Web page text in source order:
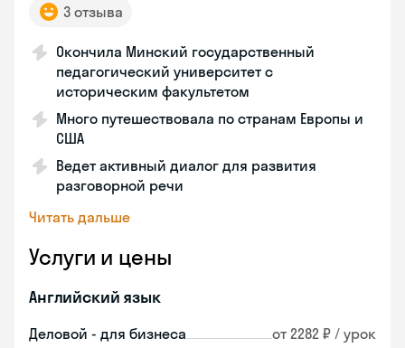
3 отзыва
Окончила Минский государственный
педагогический университет с
историческим факультетом
Много путешествовала по странам Европы и
США
Ведет активный диалог для развития
разговорной речи
Читать дальше
Услуги и цены
Английский язык
Деловой - для бизнеса от 2282 ₽ / урок